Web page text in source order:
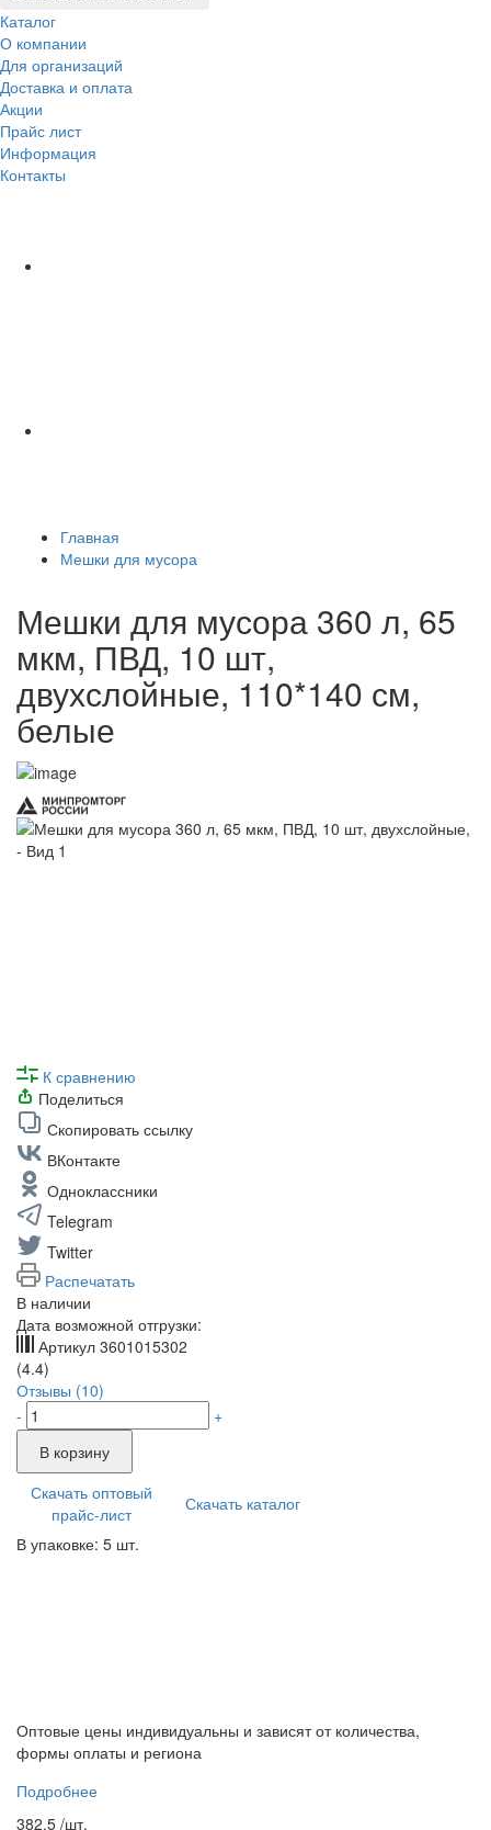
Каталог
О компании
Для организаций
Доставка и оплата
Акции
Прайс лист
Информация
Контакты
Главная
Мешки для мусора
Мешки для мусора 360 л, 65
мкм, ПВД, 10 шт,
двухслойные, 110*140 см,
белые
К сравнению
Поделиться
Скопировать ссылку
ВКонтакте
Одноклассники
Telegram
Twitter
Распечатать
В наличии
Дата возможной отгрузки:
Артикул 3601015302
(4.4)
Отзывы (10)
-
+
В корзину
Скачать оптовый
прайс-лист
Скачать каталог
В упаковке: 5 шт.
Оптовые цены индивидуальны и зависят от количества,
формы оплаты и региона
Подробнее
382.5 /шт.